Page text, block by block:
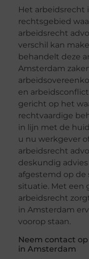
Het arbeidsrecht
rechtsgebied
arbeidsrecht
verschil kan
behandelt deze
Amsterdam
en
gericht op het
rechtvaardige
in lijn met de
u nu werkgever
arbeidsrecht
deskundig
afgestemd op de
situatie. Met een
arbeidsrecht
in Amsterdam
voorop staan.
Neem contact
in Amsterdam